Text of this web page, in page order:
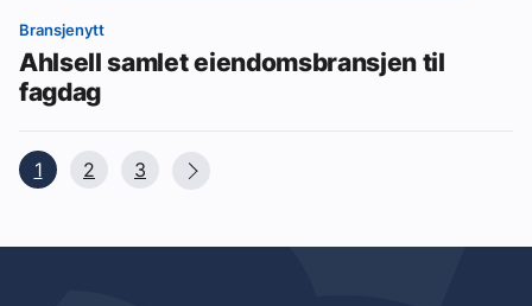
Bransjenytt
Ahlsell samlet eiendomsbransjen til
fagdag
1 2 3